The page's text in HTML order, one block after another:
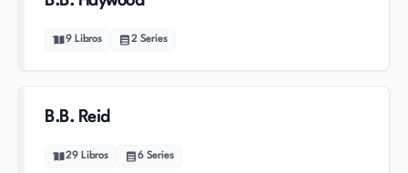
9 Libros 2 Series
B.B. Reid
29 Libros 6 Series